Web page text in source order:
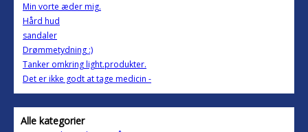
Min vorte æder mig.
Hård hud
sandaler
Drømmetydning :)
Tanker omkring light.produkter.
Det er ikke godt at tage medicin -
Alle kategorier